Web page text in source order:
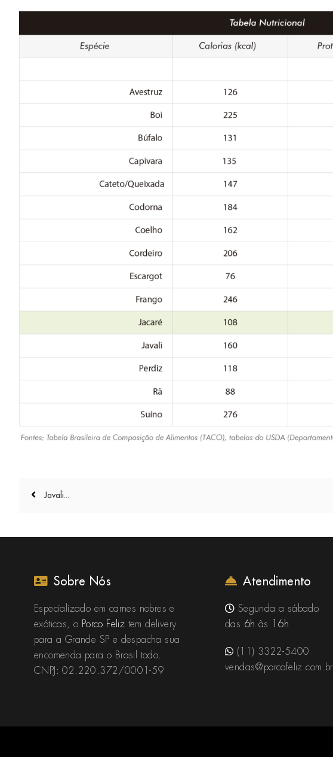
de
Javali...
Sobre Nós
Especializado em carnes nobres e
exóticas, o Porco Feliz tem delivery
para a Grande SP e despacha sua
encomenda para o Brasil todo.
CNPJ: 02.220.372/0001-59
Atendimento
Segunda a sábado
das 6h às 16h
(11) 3322-5400
vendas@porcofeliz.com.br